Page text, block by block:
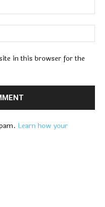
in this browser for the
Learn how your